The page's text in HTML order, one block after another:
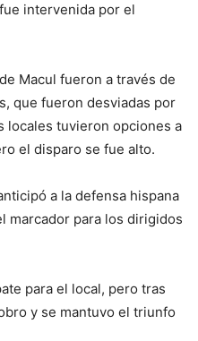
intervenida por el
Macul fueron a través de
que fueron desviadas por
locales tuvieron opciones a
el disparo se fue alto.
a la defensa hispana
marcador para los dirigidos
para el local, pero tras
y se mantuvo el triunfo